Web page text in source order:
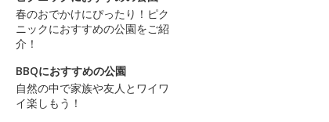
春のおでかけにぴったり！ピク
ニックにおすすめの公園をご紹
介！
BBQにおすすめの公園
自然の中で家族や友人とワイワ
イ楽しもう！